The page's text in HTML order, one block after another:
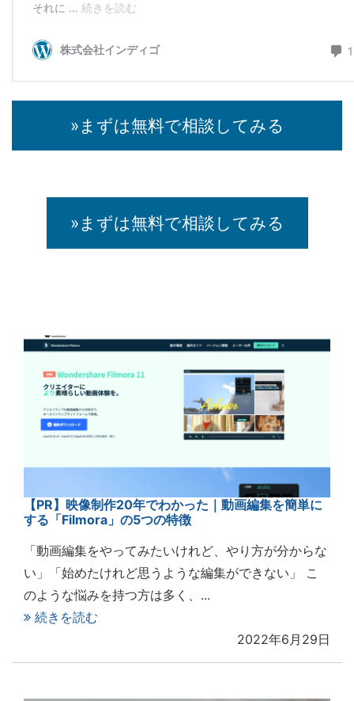
»まずは無料で相談してみる
»まずは無料で相談してみる
【PR】映像制作20年でわかった｜動画編集を簡単に
する「Filmora」の5つの特徴
「動画編集をやってみたいけれど、やり方が分からな
い」「始めたけれど思うような編集ができない」 こ
のような悩みを持つ方は多く、...
続きを読む
2022年6月29日